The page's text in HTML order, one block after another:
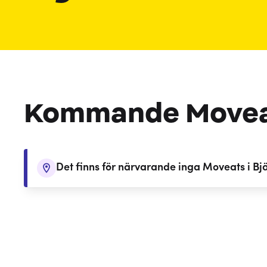
Kommande
Det finns för närvarande inga Moveats i